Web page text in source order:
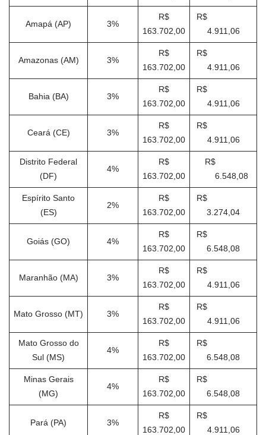
Amapá (AP) 3%
R$
163.702,00
R$
4.911,06
Amazonas (AM) 3%
R$
163.702,00
R$
4.911,06
Bahia (BA) 3%
R$
163.702,00
R$
4.911,06
Ceará (CE) 3%
R$
163.702,00
R$
4.911,06
Distrito Federal
(DF)
4%
R$
163.702,00
R$
6.548,08
Espírito Santo
(ES)
2%
R$
163.702,00
R$
3.274,04
Goiás (GO) 4%
R$
163.702,00
R$
6.548,08
Maranhão (MA) 3%
R$
163.702,00
R$
4.911,06
Mato Grosso (MT) 3%
R$
163.702,00
R$
4.911,06
Mato Grosso do
Sul (MS)
4%
R$
163.702,00
R$
6.548,08
Minas Gerais
(MG)
4%
R$
163.702,00
R$
6.548,08
Pará (PA) 3%
R$
163.702,00
R$
4.911,06